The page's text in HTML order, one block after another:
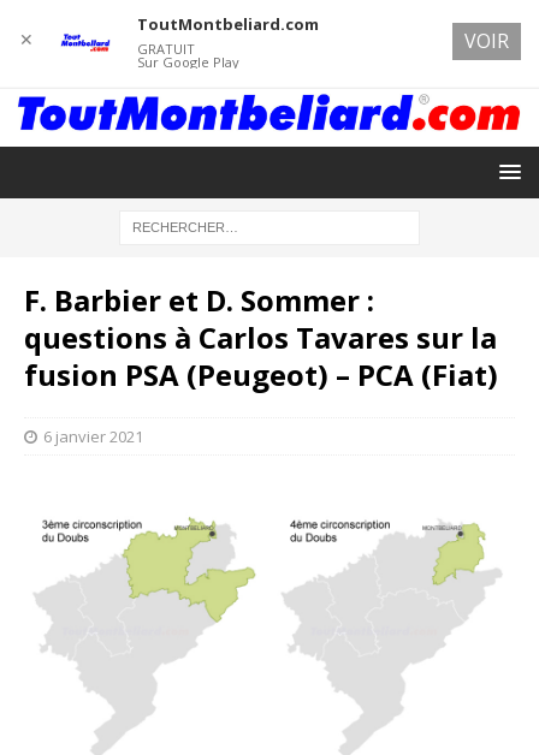
F. Barbier et D. Sommer :
questions à Carlos Tavares sur la
fusion PSA (Peugeot) – PCA (Fiat)
6 janvier 2021
✕
ToutMontbeliard.com
GRATUIT
Sur Google Play
VOIR